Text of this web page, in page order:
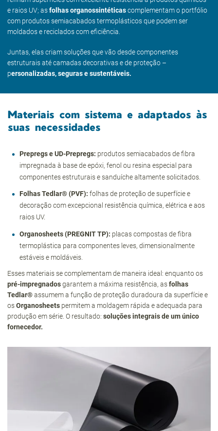
e raios UV; asfolhas organossintéticascomplementam o portfólio
com produtos semiacabados termoplásticos que podem ser
moldados e reciclados com eficiência.
Juntas, elas criam soluções que vão desde componentes
estruturais até camadas decorativas e de proteção –
personalizadas, seguras e sustentáveis.
Materiais com sistema e adaptados às
suas necessidades
Prepregs e UD-Prepregs: produtos semiacabados de fibra
impregnada à base de epóxi, fenol ou resina especial para
componentes estruturais e sanduíche altamente solicitados.
Folhas Tedlar® (PVF): folhas de proteção de superfície e
decoração com excepcional resistência química, elétrica e aos
raios UV.
Organosheets (PREGNIT TP): placas compostas de fibra
termoplástica para componentes leves, dimensionalmente
estáveis e moldáveis.
Esses materiais se complementam de maneira ideal: enquanto os
pré-impregnadosgarantem a máxima resistência, asfolhas
Tedlar®assumem a função de proteção duradoura da superfície e
osOrganosheets permitem a moldagem rápida e adequada para
produção em série. O resultado: soluções integrais de um único
fornecedor.